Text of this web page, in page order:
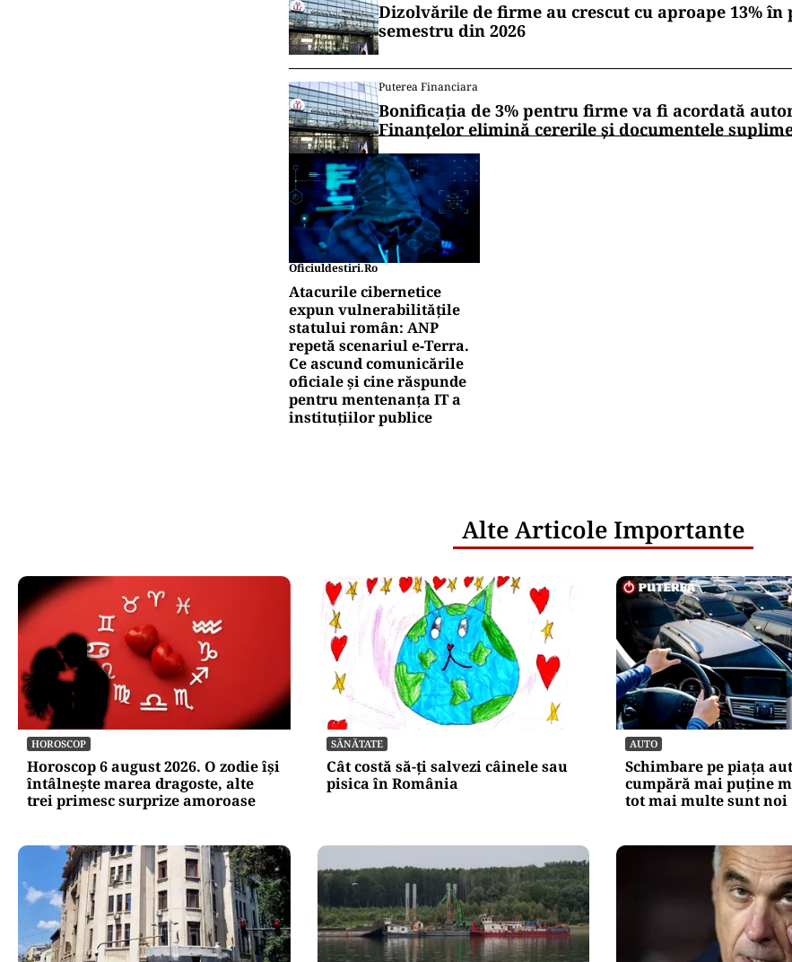
Dizolvările de firme au crescut cu aproape 13%
semestru din 2026
Puterea Financiara
Bonificația de 3% pentru firme va fi acordată
Finanțelor elimină cererile și documentele
Oficiuldestiri.ro
Atacurile cibernetice
expun vulnerabilitățile
statului român: ANP
repetă scenariul e‑Terra.
Ce ascund comunicările
oficiale și cine răspunde
pentru mentenanța IT a
instituțiilor publice
Alte Articole Importante
HOROSCOP
Horoscop 6 august 2026. O zodie își
întâlnește marea dragoste, alte
trei primesc surprize amoroase
SĂNĂTATE
Cât costă să-ți salvezi câinele sau
pisica în România
AUTO
Schimbare pe piața
cumpără mai puține
tot mai multe sunt noi